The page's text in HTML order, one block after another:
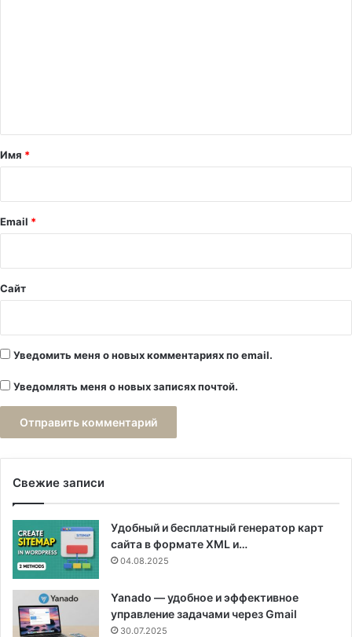
а
й
Имя *
Email *
Сайт
Уведомить меня о новых комментариях по email.
Уведомлять меня о новых записях почтой.
Свежие записи
Удобный и бесплатный генератор карт
сайта в формате XML и…
04.08.2025
Yanado — удобное и эффективное
управление задачами через Gmail
30.07.2025